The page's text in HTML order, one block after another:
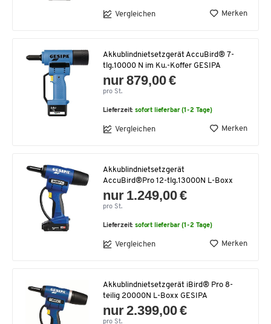
Vergleichen Merken
Akkublindnietsetzgerät AccuBird® 7-
tlg.10000 N im Ku.-Koffer GESIPA
nur 879,00 €
pro St.
Lieferzeit:sofort lieferbar (1-2 Tage)
Vergleichen Merken
Akkublindnietsetzgerät
AccuBird®Pro 12-tlg.13000N L-Boxx
nur 1.249,00 €
pro St.
Lieferzeit:sofort lieferbar (1-2 Tage)
Vergleichen Merken
Akkublindnietsetzgerät iBird® Pro 8-
teilig 20000N L-Boxx GESIPA
nur 2.399,00 €
pro St.